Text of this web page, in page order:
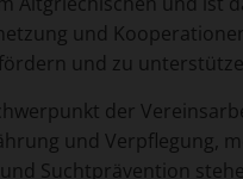
und
und zu
der
und Verpflegung,
Suchtprävention